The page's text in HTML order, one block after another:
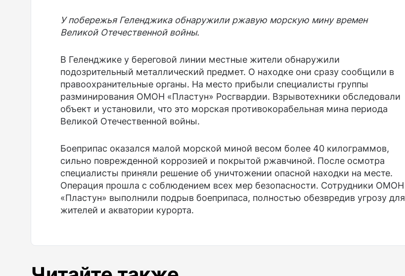
У побережья Геленджика обнаружили ржавую морскую мину времен
Великой Отечественной войны.
В Геленджике у береговой линии местные жители обнаружили
подозрительный металлический предмет. О находке они сразу сообщили в
правоохранительные органы. На место прибыли специалисты группы
разминирования ОМОН «Пластун» Росгвардии. Взрывотехники обследовали
объект и установили, что это морская противокорабельная мина периода
Великой Отечественной войны.
Боеприпас оказался малой морской миной весом более 40 килограммов,
сильно поврежденной коррозией и покрытой ржавчиной. После осмотра
специалисты приняли решение об уничтожении опасной находки на месте.
Операция прошла с соблюдением всех мер безопасности. Сотрудники ОМОН
«Пластун» выполнили подрыв боеприпаса, полностью обезвредив угрозу для
жителей и акватории курорта.